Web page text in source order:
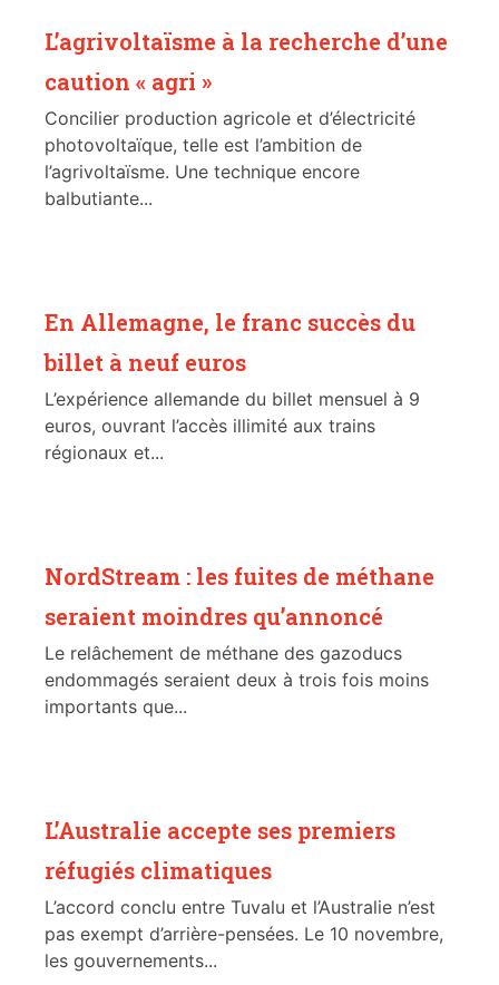
L’agrivoltaïsme à la recherche d’une
caution « agri »
Concilier production agricole et d’électricité
photovoltaïque, telle est l’ambition de
l’agrivoltaïsme. Une technique encore
balbutiante...
En Allemagne, le franc succès du
billet à neuf euros
L’expérience allemande du billet mensuel à 9
euros, ouvrant l’accès illimité aux trains
régionaux et...
NordStream : les fuites de méthane
seraient moindres qu’annoncé
Le relâchement de méthane des gazoducs
endommagés seraient deux à trois fois moins
importants que...
L’Australie accepte ses premiers
réfugiés climatiques
L’accord conclu entre Tuvalu et l’Australie n’est
pas exempt d’arrière-pensées. Le 10 novembre,
les gouvernements...